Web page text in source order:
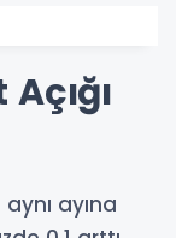
ayına